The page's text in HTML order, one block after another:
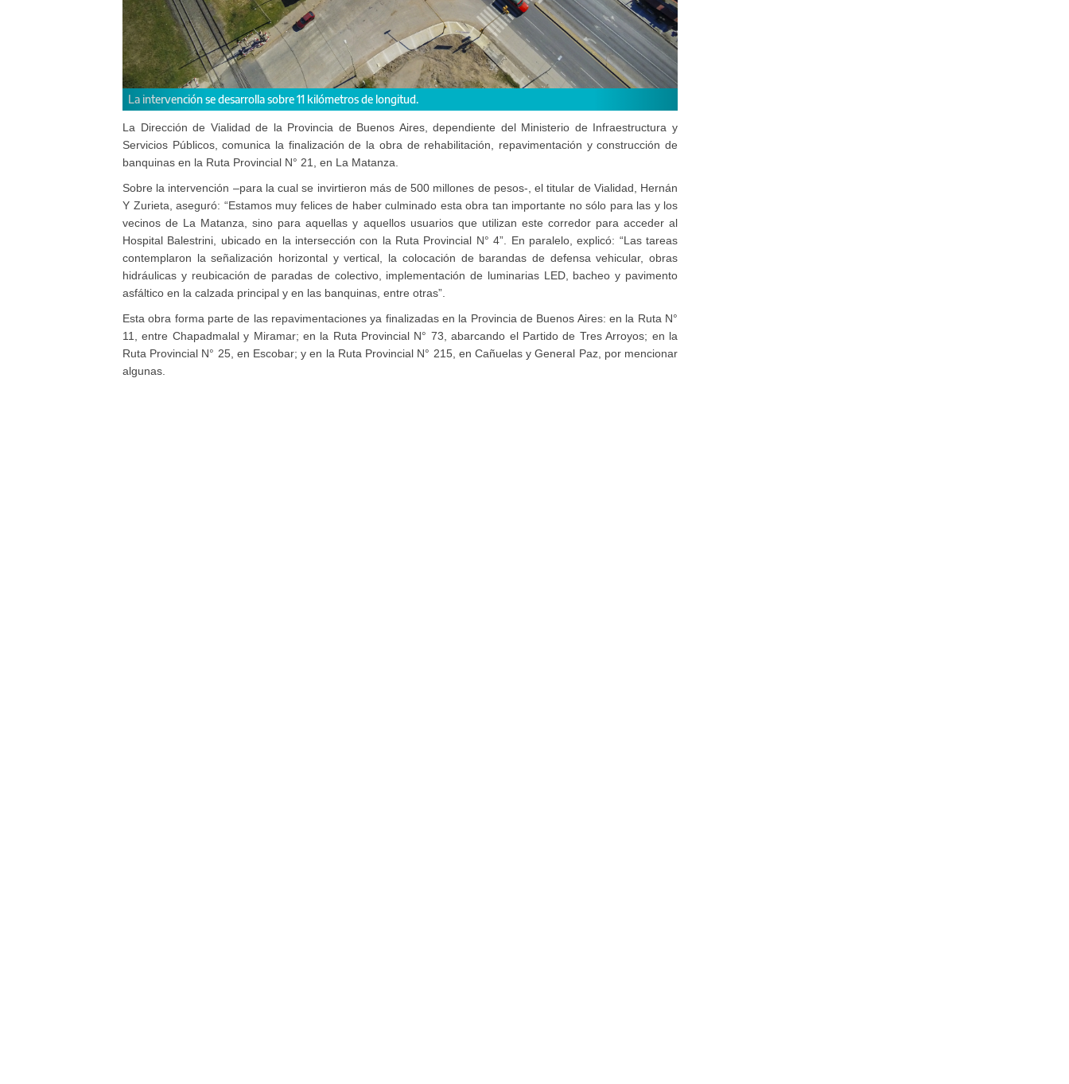
La Provincia realizó una inversión de 500 millones de pesos para la ejecución de los trabajos.
La Dirección de Vialidad de la Provincia de Buenos Aires, dependiente del Ministerio de Infraestructura y
Servicios Públicos, comunica la finalización de la obra de rehabilitación, repavimentación y construcción de
banquinas en la Ruta Provincial N° 21, en La Matanza.
Sobre la intervención –para la cual se invirtieron más de 500 millones de pesos-, el titular de Vialidad, Hernán
Y Zurieta, aseguró: “Estamos muy felices de haber culminado esta obra tan importante no sólo para las y los
vecinos de La Matanza, sino para aquellas y aquellos usuarios que utilizan este corredor para acceder al
Hospital Balestrini, ubicado en la intersección con la Ruta Provincial N° 4”. En paralelo, explicó: “Las tareas
contemplaron la señalización horizontal y vertical, la colocación de barandas de defensa vehicular, obras
hidráulicas y reubicación de paradas de colectivo, implementación de luminarias LED, bacheo y pavimento
asfáltico en la calzada principal y en las banquinas, entre otras”.
Esta obra forma parte de las repavimentaciones ya finalizadas en la Provincia de Buenos Aires: en la Ruta N°
11, entre Chapadmalal y Miramar; en la Ruta Provincial N° 73, abarcando el Partido de Tres Arroyos; en la
Ruta Provincial N° 25, en Escobar; y en la Ruta Provincial N° 215, en Cañuelas y General Paz, por mencionar
algunas.